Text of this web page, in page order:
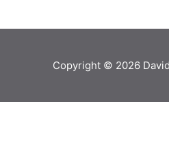
Copyright © 2026